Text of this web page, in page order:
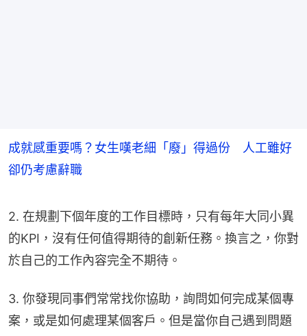
成就感重要嗎？女生嘆老細「廢」得過份 人工雖好
卻仍考慮辭職
2. 在規劃下個年度的工作目標時，只有每年大同小異
的KPI，沒有任何值得期待的創新任務。換言之，你對
於自己的工作內容完全不期待。
3. 你發現同事們常常找你協助，詢問如何完成某個專
案，或是如何處理某個客戶。但是當你自己遇到問題